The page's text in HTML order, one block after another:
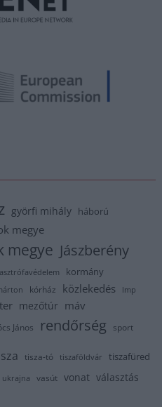
györfi mihály háború
megye
megye Jászberény
kormány
kórház közlekedés lmp
mezőtúr máv
János rendőrség sport
tisza-tó tiszaföldvár tiszafüred
ukrajna vasút vonat választás